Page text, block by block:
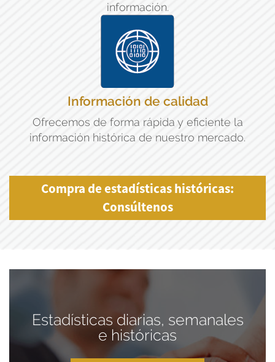
información.
Información de calidad
Ofrecemos de forma rápida y eficiente la
información histórica de nuestro mercado.
Compra de estadísticas históricas:
Consúltenos
Estadísticas diarias, semanales
e históricas